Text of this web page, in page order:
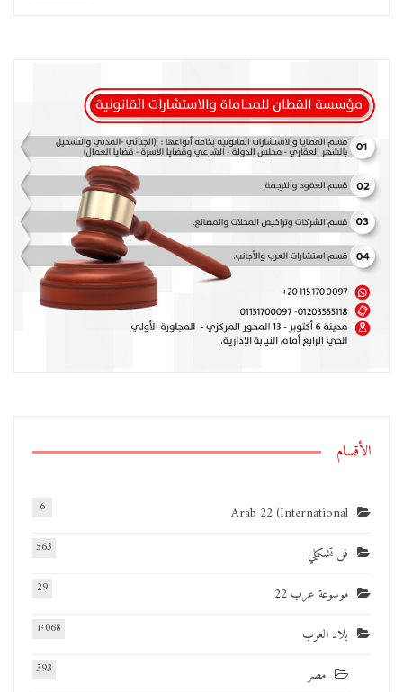
الأقسام
Arab 22 (International
6
فن تشكيلي 563
موسوعة عرب 22 29
بلاد العرب 1٬068
مصر 393